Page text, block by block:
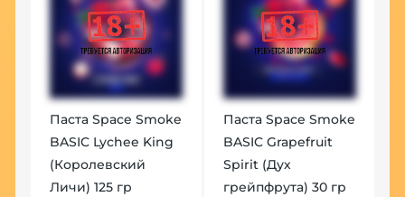
Паста Space Smoke
BASIC Lychee King
(Королевский
Личи) 125 гр
Паста Space Smoke
BASIC Grapefruit
Spirit (Дух
грейпфрута) 30 гр